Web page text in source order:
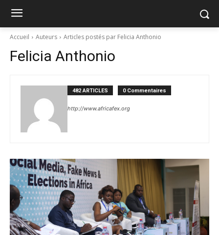
Accueil Auteurs Articles postés par Felicia Anthonio
Felicia Anthonio
482 ARTICLES 0 Commentaires
http://www.africafex.org